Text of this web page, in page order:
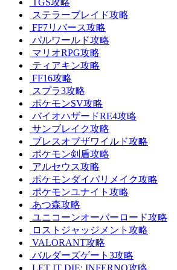
ステラーブレイド攻略
FF7リバース攻略
パルワールド攻略
マリオRPG攻略
ティアキン攻略
FF16攻略
スプラ3攻略
ポケモンSV攻略
バイオハザードRE4攻略
サンブレイク攻略
ブレスオブザワイルド攻略
ポケモン剣盾攻略
アルセウス攻略
ポケモンダイパリメイク攻略
ポケモンユナイト攻略
あつ森攻略
ユニコーンオーバーロード攻略
ロストジャッジメント攻略
VALORANT攻略
バルダーズゲート3攻略
LET IT DIE: INFERNO攻略